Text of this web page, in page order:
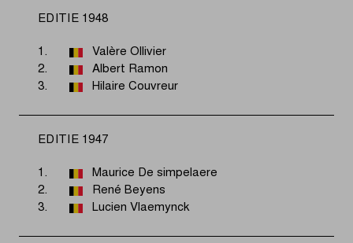
EDITIE 1948
1.
Valère Ollivier
2.
Albert Ramon
3.
Hilaire Couvreur
EDITIE 1947
1.
Maurice De simpelaere
2.
René Beyens
3.
Lucien Vlaemynck